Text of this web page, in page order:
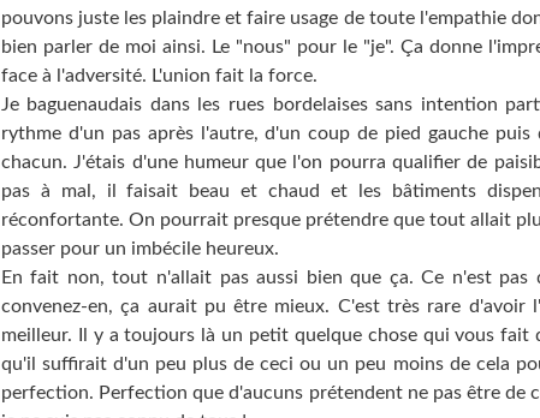
pouvons juste les plaindre et faire usage de toute l'empathie
bien parler de moi ainsi. Le "nous" pour le "je". Ça donne
face à l'adversité. L'union fait la force.
Je baguenaudais dans les rues bordelaises sans intention
rythme d'un pas après l'autre, d'un coup de pied gauche
chacun. J'étais d'une humeur que l'on pourra qualifier de
pas à mal, il faisait beau et chaud et les bâtiments
réconfortante. On pourrait presque prétendre que tout allait
passer pour un imbécile heureux.
En fait non, tout n'allait pas aussi bien que ça. Ce n'est pas
convenez-en, ça aurait pu être mieux. C'est très rare d'avoir
meilleur. Il y a toujours là un petit quelque chose qui vous fait
qu'il suffirait d'un peu plus de ceci ou un peu moins de cela
perfection. Perfection que d'aucuns prétendent ne pas être de